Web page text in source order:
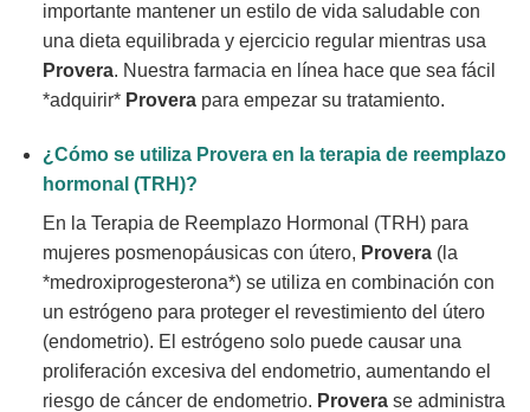
importante mantener un estilo de vida saludable con
una dieta equilibrada y ejercicio regular mientras usa
Provera. Nuestra farmacia en línea hace que sea fácil
*adquirir* Proverapara empezar su tratamiento.
¿Cómo se utiliza Proveraen la terapia de reemplazo
hormonal (TRH)?
En la Terapia de Reemplazo Hormonal (TRH) para
mujeres posmenopáusicas con útero, Provera(la
*medroxiprogesterona*) se utiliza en combinación con
un estrógeno para proteger el revestimiento del útero
(endometrio). El estrógeno solo puede causar una
proliferación excesiva del endometrio, aumentando el
riesgo de cáncer de endometrio. Proverase administra